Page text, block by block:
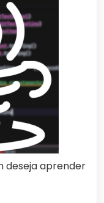
deseja aprender